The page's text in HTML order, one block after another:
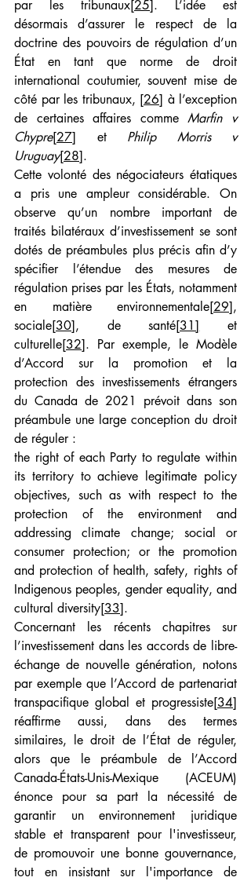
par les tribunaux[25]. L’idée est
désormais d’assurer le respect de la
doctrine des pouvoirs de régulation d’un
État en tant que norme de droit
international coutumier, souvent mise de
côté par les tribunaux, [26] à l’exception
de certaines affaires comme Marfin v
Chypre[27] et Philip Morris v
Uruguay[28].
Cette volonté des négociateurs étatiques
a pris une ampleur considérable. On
observe qu’un nombre important de
traités bilatéraux d’investissement se sont
dotés de préambules plus précis afin d’y
spécifier l’étendue des mesures de
régulation prises par les États, notamment
en matière environnementale[29],
sociale[30], de santé[31] et
culturelle[32]. Par exemple, le Modèle
d’Accord sur la promotion et la
protection des investissements étrangers
du Canada de 2021 prévoit dans son
préambule une large conception du droit
de réguler :
the right of each Party to regulate within
its territory to achieve legitimate policy
objectives, such as with respect to the
protection of the environment and
addressing climate change; social or
consumer protection; or the promotion
and protection of health, safety, rights of
Indigenous peoples, gender equality, and
cultural diversity[33].
Concernant les récents chapitres sur
l’investissement dans les accords de libre-
échange de nouvelle génération, notons
par exemple que l’Accord de partenariat
transpacifique global et progressiste[34]
réaffirme aussi, dans des termes
similaires, le droit de l’État de réguler,
alors que le préambule de l’Accord
Canada-États-Unis-Mexique (ACEUM)
énonce pour sa part la nécessité de
garantir un environnement juridique
stable et transparent pour l'investisseur,
de promouvoir une bonne gouvernance,
tout en insistant sur l'importance de